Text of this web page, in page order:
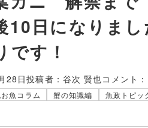
日になりま
です！
28日投稿者：谷次 賢也コメント：
魚コラム 蟹の知識編 魚政トピッ